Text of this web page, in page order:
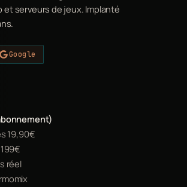
serveurs de jeux. Implanté
Google
19,90€
réel